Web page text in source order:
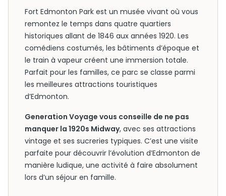
Fort Edmonton Park est un musée vivant où vous
remontez le temps dans quatre quartiers
historiques allant de 1846 aux années 1920. Les
comédiens costumés, les bâtiments d’époque et
le train à vapeur créent une immersion totale.
Parfait pour les familles, ce parc se classe parmi
les meilleures attractions touristiques
d’Edmonton.
Generation Voyage vous conseille de ne pas
manquer la 1920s Midway, avec ses attractions
vintage et ses sucreries typiques. C’est une visite
parfaite pour découvrir l’évolution d’Edmonton de
manière ludique, une activité à faire absolument
lors d’un séjour en famille.